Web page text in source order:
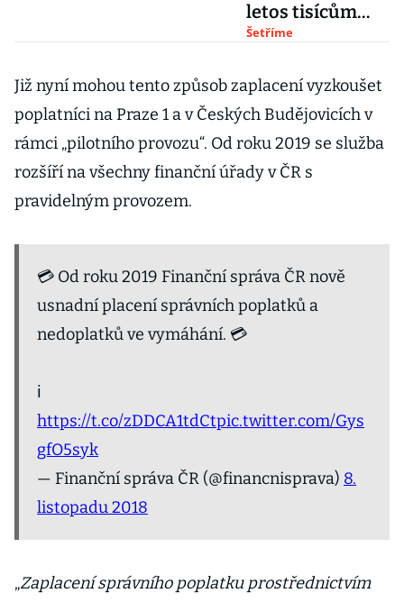
letos tisícům
lidí. Kdo si
nepohlídá,
doplatí na to
Šetříme
Již nyní mohou tento způsob zaplacení vyzkoušet
poplatníci na Praze 1 a v Českých Budějovicích v
rámci „pilotního provozu“. Od roku 2019 se služba
rozšíří na všechny finanční úřady v ČR s
pravidelným provozem.
💳 Od roku 2019 Finanční správa ČR nově
usnadní placení správních poplatků a
nedoplatků ve vymáhání. 💳
ℹ
https://t.co/zDDCA1tdCtpic.twitter.com/Gys
gfO5syk
— Finanční správa ČR (@financnisprava) 8.
listopadu 2018
„Zaplacení správního poplatku prostřednictvím